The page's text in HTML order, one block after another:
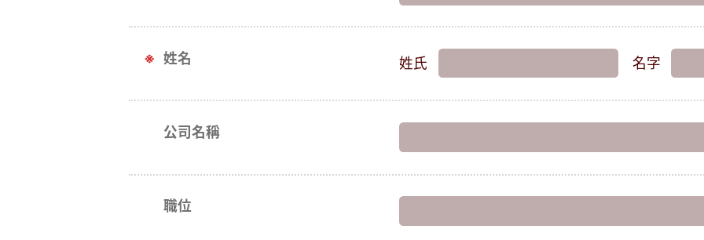
姓名 姓氏 名字
公司名稱
職位